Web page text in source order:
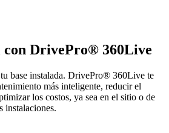
con DrivePro® 360Live
base instalada. DrivePro® 360Live te
más inteligente, reducir el
los costos, ya sea en el sitio o de
instalaciones.